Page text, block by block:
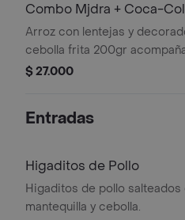
Combo Mjdra + Coca-
Azucar
Arroz con lentejas y
cebolla frita 200gr acompañado con 1
pan pita + Coca-cola zero
$ 27.000
Entradas
Higaditos de Pollo
Higaditos de pollo salteados
mantequilla y cebolla.